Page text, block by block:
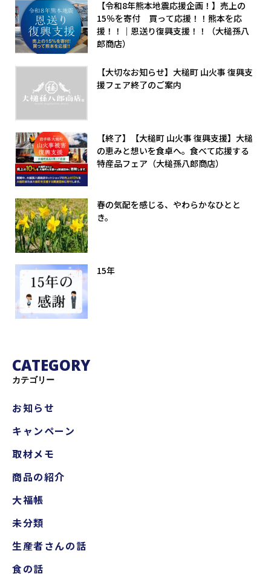
【令和8年熊本地震応援企画！】売上の
15％を寄付 買って応援！！熊本を応
援！！｜恩送り復興支援！！（大槌孫八
郎商店）
【大切なお知らせ】大槌町 山火事 復興支
援フェア終了のご案内
【終了】【大槌町 山火事 復興支援】大槌
の恵みと想いを食卓へ。食べて応援する
特産品フェア（大槌孫八郎商店）
春の気配を感じる、やわらかなひとと
き。
15年
CATEGORY
カテゴリー
お知らせ
キャンペーン
取材メモ
商品の紹介
大福帳
未分類
生産者さんの話
食の話